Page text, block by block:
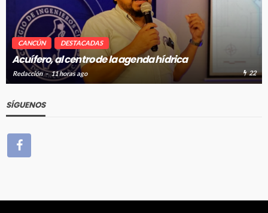
22
CANCÚN DESTACADAS
Renuevan 250 módulos de basura en el
Kukulcán
SÍGUENOS